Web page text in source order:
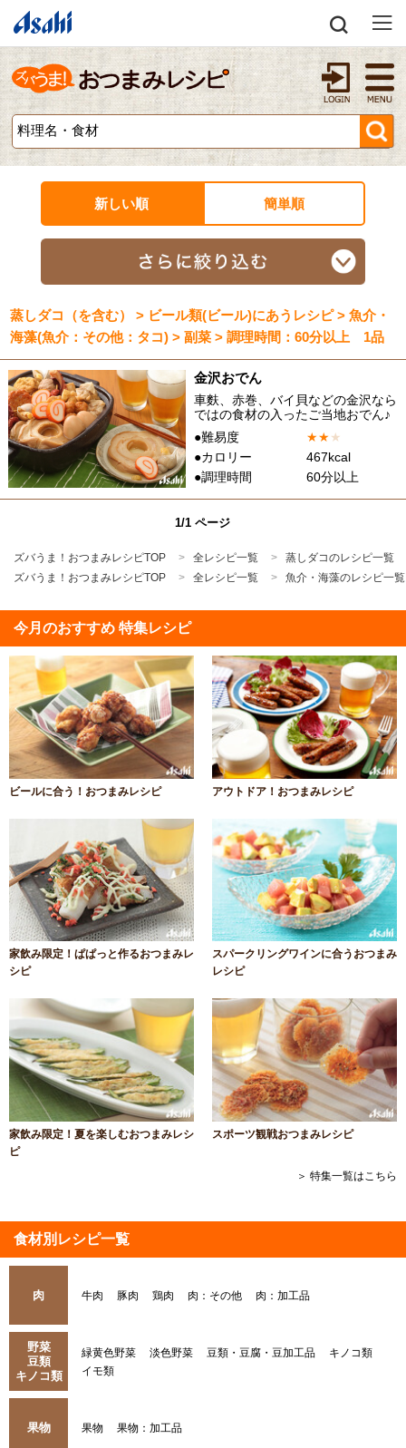
新しい順 簡単順
蒸しダコ（を含む） > ビール類(ビール)にあうレシピ > 魚介・
海藻(魚介：その他：タコ) > 副菜 > 調理時間：60分以上 1品
金沢おでん
車麩、赤巻、バイ貝などの金沢なら
ではの食材の入ったご当地おでん♪
●難易度
★★★
●カロリー
467kcal
●調理時間
60分以上
1/1 ページ
ズバうま！おつまみレシピTOP 全レシピ一覧
蒸しダコのレシピ一覧
ズバうま！おつまみレシピTOP
全レシピ一覧 魚介・海藻のレシピ一覧
今月のおすすめ 特集レシピ
ビールに合う！おつまみレシピ アウトドア！おつまみレシピ
家飲み限定！ぱぱっと作るおつまみレ
シピ
スパークリングワインに合うおつまみ
レシピ
家飲み限定！夏を楽しむおつまみレシ
ピ
スポーツ観戦おつまみレシピ
＞ 特集一覧はこちら
食材別レシピ一覧
肉 牛肉 豚肉 鶏肉 肉：その他 肉：加工品
野菜
豆類
キノコ類
緑黄色野菜 淡色野菜 豆類・豆腐・豆加工品
キノコ類
イモ類
果物 果物 果物：加工品